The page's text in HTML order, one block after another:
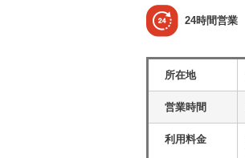
24時間営業
所在地
営業時間
利用料金